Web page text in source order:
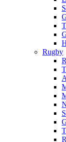
Rugby